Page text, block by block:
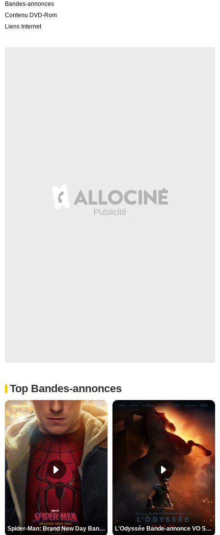
Bandes-annonces
Contenu DVD-Rom
Liens Internet
Top Bandes-annonces
Spider-Man: Brand New Day Bande-annonce VO STFR L'Odyssée Bande-annonce VO STFR